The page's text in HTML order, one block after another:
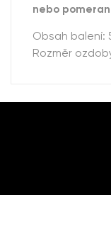
nebo
Obsah balení:
Rozměr